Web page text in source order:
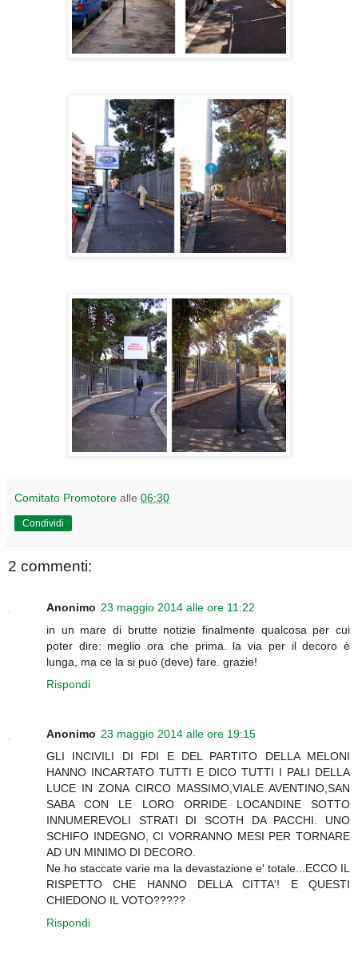
Comitato Promotore alle 06:30
Condividi
2 commenti:
Anonimo 23 maggio 2014 alle ore 11:22
in un mare di brutte notizie finalmente qualcosa per cui
poter dire: meglio ora che prima. la via per il decoro è
lunga, ma ce la si può (deve) fare. grazie!
Rispondi
Anonimo 23 maggio 2014 alle ore 19:15
GLI INCIVILI DI FDI E DEL PARTITO DELLA MELONI
HANNO INCARTATO TUTTI E DICO TUTTI I PALI DELLA
LUCE IN ZONA CIRCO MASSIMO,VIALE AVENTINO,SAN
SABA CON LE LORO ORRIDE LOCANDINE SOTTO
INNUMEREVOLI STRATI DI SCOTH DA PACCHI. UNO
SCHIFO INDEGNO, CI VORRANNO MESI PER TORNARE
AD UN MINIMO DI DECORO.
Ne ho staccate varie ma la devastazione e' totale...ECCO IL
RISPETTO CHE HANNO DELLA CITTA'! E QUESTI
CHIEDONO IL VOTO?????
Rispondi